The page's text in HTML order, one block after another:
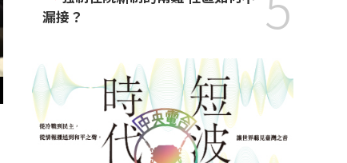
漏接？